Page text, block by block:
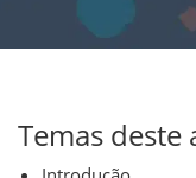
Temas deste